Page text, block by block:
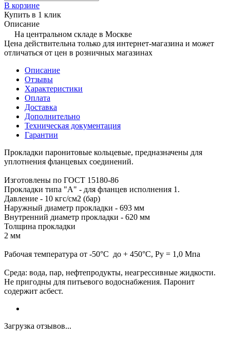
В корзине
Купить в 1 клик
Описание
На центральном складе в Москве
Цена действительна только для интернет-магазина и может
отличаться от цен в розничных магазинах
Описание
Отзывы
Характеристики
Оплата
Доставка
Дополнительно
Техническая документация
Гарантии
Прокладки паронитовые кольцевые, предназначены для
уплотнения фланцевых соединений.
Изготовлены по ГОСТ 15180-86
Прокладки типа "А" - для фланцев исполнения 1.
Давление - 10 кгс/см2 (бар)
Наружный диаметр прокладки - 693 мм
Внутренний диаметр прокладки - 620 мм
Толщина прокладки
2 мм
Рабочая температура от -50°С до + 450°С, Ру = 1,0 Мпа
Среда: вода, пар, нефтепродукты, неагрессивные жидкости.
Не пригодны для питьевого водоснабжения. Паронит
содержит асбест.
Загрузка отзывов...